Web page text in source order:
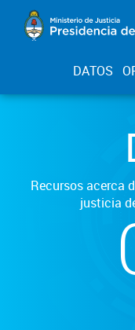
DATOS
Recursos acerca
justicia